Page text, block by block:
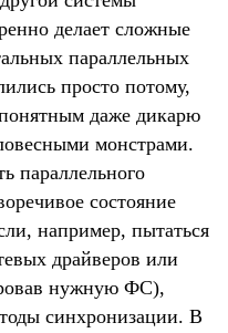
делает сложные
параллельных
просто потому,
даже дикарю
монстрами.
параллельного
состояние
например, пытаться
драйверов или
нужную ФС),
синхронизации. В